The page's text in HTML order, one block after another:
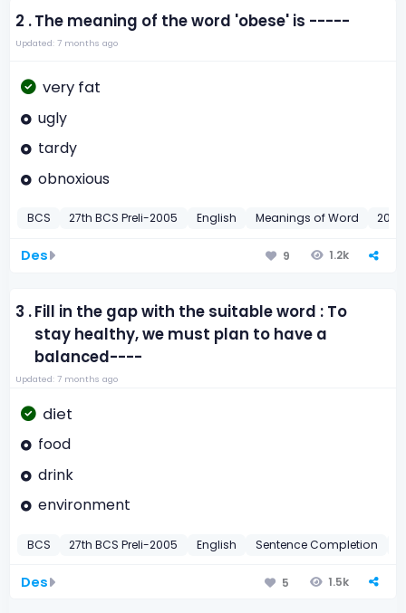
2 .The meaning of the word 'obese' is -----
Updated: 7 months ago
very fat
ugly
tardy
obnoxious
BCS 27th BCS Preli-2005 English Meanings of Word 2005
Des 9 1.2k
3 .Fill in the gap with the suitable word : To
stay healthy, we must plan to have a
balanced----
Updated: 7 months ago
diet
food
drink
environment
BCS 27th BCS Preli-2005 English Sentence Completion
Des 5 1.5k